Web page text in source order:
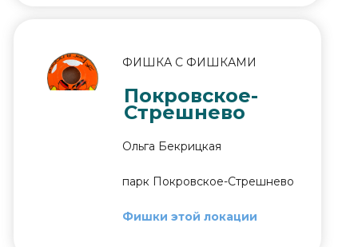
ФИШКА С ФИШКАМИ
Покровское-
Стрешнево
Ольга Бекрицкая
парк Покровское-Стрешнево
Фишки этой локации